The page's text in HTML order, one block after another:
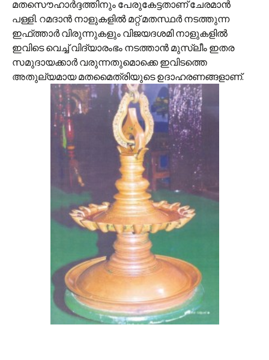
മതസൌഹാര്‍ദ്ദത്തിനും പേരുകേട്ടതാണ്‌ ചേരമാന്‍
പള്ളി. റമദാന്‍ നാളുകളില്‍ മറ്റ് മതസ്ഥര്‍ നടത്തുന്ന
ഇഫ്‌ത്താര്‍ വിരുന്നുകളും വിജയദശമി നാളുകളില്‍
ഇവിടെ വെച്ച് വിദ്യാരംഭം നടത്താന്‍ മുസ്ലീം ഇതര
സമുദായക്കാര്‍ വരുന്നതുമൊക്കെ ഇവിടത്തെ
അതുല്യമായ മതമൈത്രിയുടെ ഉദാഹരണങ്ങളാണ്.